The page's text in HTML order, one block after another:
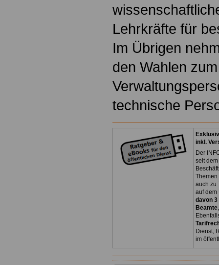
Lehrkräfte für
Im Übrigen
den Wahlen
technische
inkl.
Der
seit
Themen
auch zu
auf dem
davon 3
Beamte
Dienst,
im